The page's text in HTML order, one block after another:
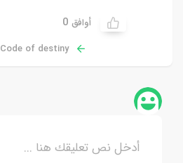
أوافق 0
Code of destiny الرد على